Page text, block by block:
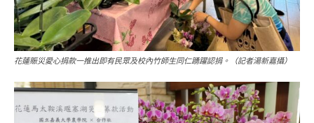
花蓮賑災愛心捐款一推出即有民眾及校內竹師生同仁踴躍認捐。（記者湯新嘉攝）